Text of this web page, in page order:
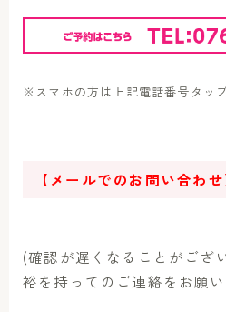
※スマホの方は上記電話番号タッ
【メールでのお問い合わせ
(確認が遅くなることがござ
裕を持ってのご連絡をお願